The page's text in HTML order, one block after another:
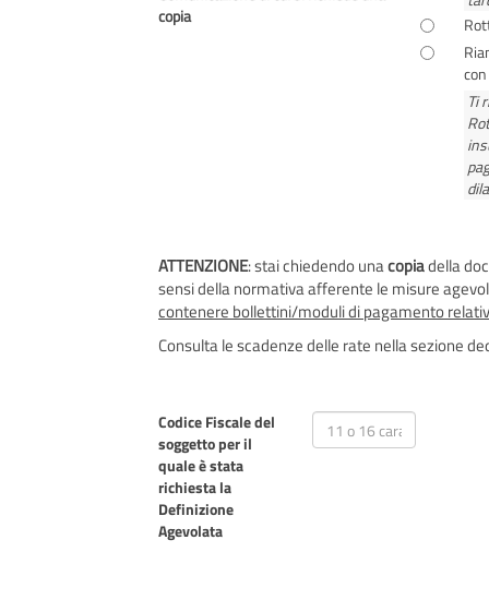
copia
Ti
ATTENZIONE: stai chiedendo unacopiadella
sensi della normativa afferente le misure
contenere bollettini/moduli di pagamento
Consulta le scadenze delle rate nella sezione
Codice Fiscale del
soggetto per il
quale è stata
richiesta la
Definizione
Agevolata